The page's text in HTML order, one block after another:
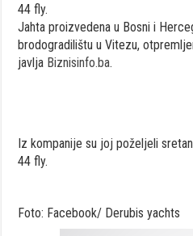
44 fly.
Jahta proizvedena u Bosni i
brodogradilištu u Vitezu,
javlja Biznisinfo.ba.
Iz kompanije su joj poželjeli
44 fly.
Foto: Facebook/ Derubis yachts